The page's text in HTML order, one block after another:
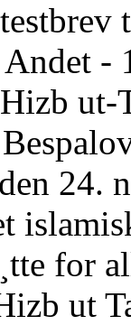
Andet -
ut-
24.
for
ut